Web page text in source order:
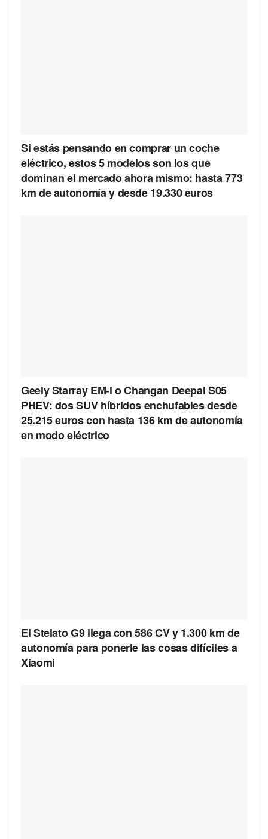
Si estás pensando en comprar un coche
eléctrico, estos 5 modelos son los que
dominan el mercado ahora mismo: hasta 773
km de autonomía y desde 19.330 euros
Geely Starray EM-i o Changan Deepal S05
PHEV: dos SUV híbridos enchufables desde
25.215 euros con hasta 136 km de autonomía
en modo eléctrico
El Stelato G9 llega con 586 CV y 1.300 km de
autonomía para ponerle las cosas difíciles a
Xiaomi